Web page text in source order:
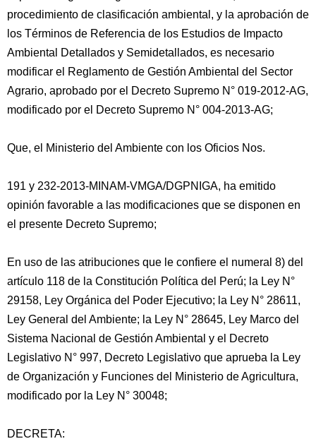
procedimiento de clasificación ambiental, y la aprobación de
los Términos de Referencia de los Estudios de Impacto
Ambiental Detallados y Semidetallados, es necesario
modificar el Reglamento de Gestión Ambiental del Sector
Agrario, aprobado por el Decreto Supremo N° 019-2012-AG,
modificado por el Decreto Supremo N° 004-2013-AG;
Que, el Ministerio del Ambiente con los Oficios Nos.
191 y 232-2013-MINAM-VMGA/DGPNIGA, ha emitido
opinión favorable a las modificaciones que se disponen en
el presente Decreto Supremo;
En uso de las atribuciones que le confiere el numeral 8) del
artículo 118 de la Constitución Política del Perú; la Ley N°
29158, Ley Orgánica del Poder Ejecutivo; la Ley N° 28611,
Ley General del Ambiente; la Ley N° 28645, Ley Marco del
Sistema Nacional de Gestión Ambiental y el Decreto
Legislativo N° 997, Decreto Legislativo que aprueba la Ley
de Organización y Funciones del Ministerio de Agricultura,
modificado por la Ley N° 30048;
DECRETA: